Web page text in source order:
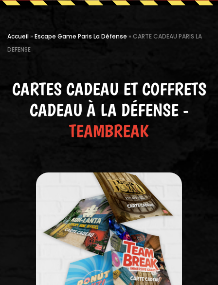
Accueil» Escape Game Paris La Défense » CARTE CADEAU PARIS LA
DEFENSE
CARTES CADEAU ET COFFRETS
CADEAU À LA DÉFENSE -
TEAMBREAK